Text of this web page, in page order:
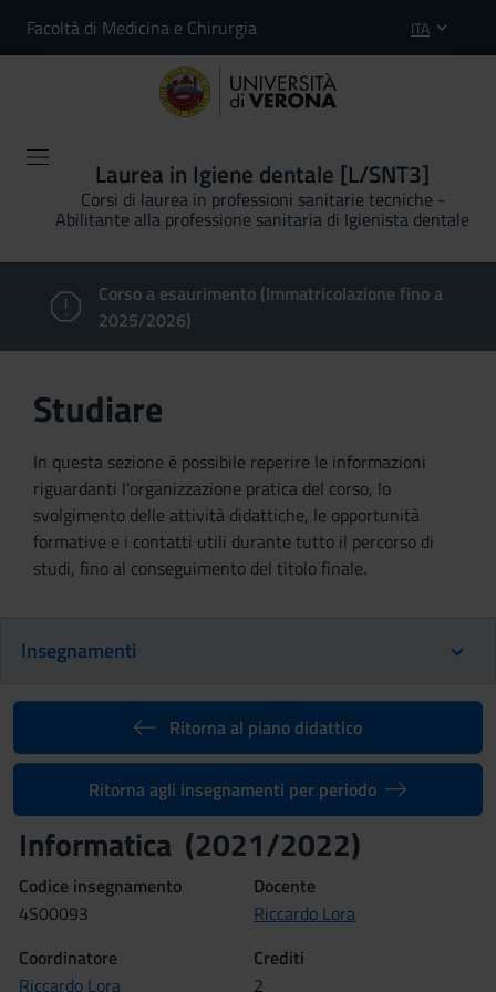
Facoltà di Medicina e Chirurgia ITA
Laurea in Igiene dentale [L/SNT3]
Corsi di laurea in professioni sanitarie tecniche -
Abilitante alla professione sanitaria di Igienista dentale
Corso a esaurimento (Immatricolazione fino a
2025/2026)
Studiare
In questa sezione è possibile reperire le informazioni
riguardanti l'organizzazione pratica del corso, lo
svolgimento delle attività didattiche, le opportunità
formative e i contatti utili durante tutto il percorso di
studi, fino al conseguimento del titolo finale.
Insegnamenti
Ritorna al piano didattico
Ritorna agli insegnamenti per periodo
Informatica (2021/2022)
Codice insegnamento
4S00093
Docente
Riccardo Lora
Coordinatore
Riccardo Lora
Crediti
2